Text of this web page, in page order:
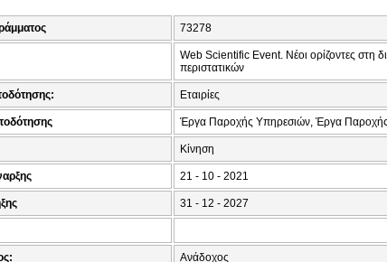
73278
Web Scientific Event. Νέοι ορίζοντες στη
περιστατικών
Εταιρίες
Έργα Παροχής Υπηρεσιών, Έργα
Κίνηση
21 - 10 - 2021
31 - 12 - 2027
Ανάδοχος